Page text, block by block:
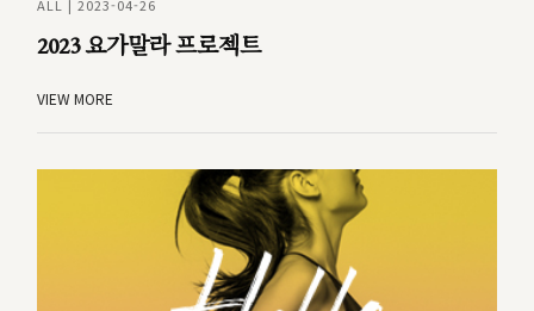
ALL | 2023-04-26
2023 요가말라 프로젝트
VIEW MORE